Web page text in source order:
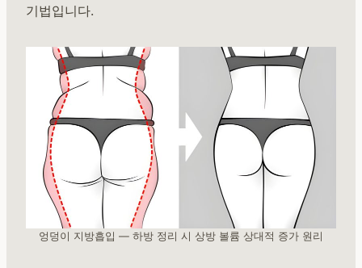
기법입니다.
엉덩이 지방흡입 — 하방 정리 시 상방 볼륨 상대적 증가 원리